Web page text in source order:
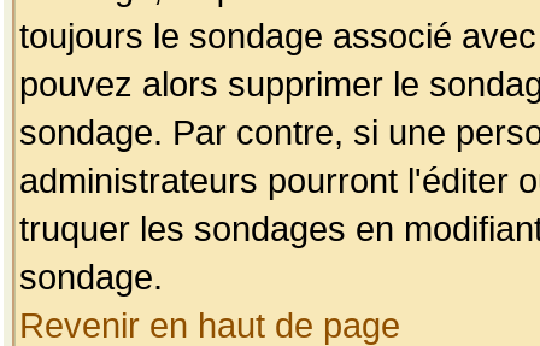
toujours le sondage associé
pouvez alors supprimer le
sondage. Par contre, si une
administrateurs pourront l'éditer
truquer les sondages en
sondage.
Revenir en haut de page